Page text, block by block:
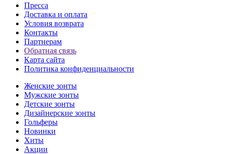
Пресса
Доставка и оплата
Условия возврата
Контакты
Партнерам
Обратная связь
Карта сайта
Политика конфиденциальности
Женские зонты
Мужские зонты
Детские зонты
Дизайнерские зонты
Гольферы
Новинки
Хиты
Акции